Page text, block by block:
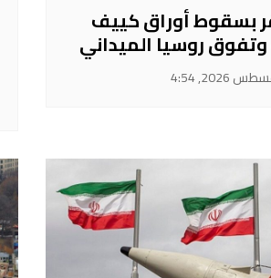
بسقوط أوراق كييف
روسيا الميداني